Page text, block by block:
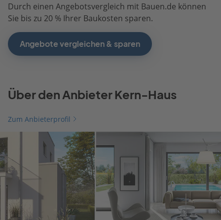
Durch einen Angebotsvergleich mit Bauen.de können
Sie bis zu 20 % Ihrer Baukosten sparen.
Angebote vergleichen & sparen
Über den Anbieter Kern-Haus
Zum Anbieterprofil